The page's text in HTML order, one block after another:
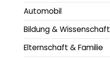
Automobil
Bildung & Wissenschaft
Elternschaft & Familie